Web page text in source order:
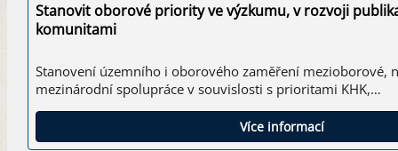
Stanovit oborové priority ve výzkumu, v rozvoji
komunitami
Stanovení územního i oborového zaměření mezioborové,
mezinárodní spolupráce v souvislosti s prioritami KHK,…
Více informací